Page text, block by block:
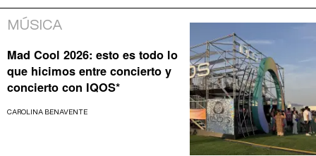
MÚSICA
Mad Cool 2026: esto es todo lo
que hicimos entre concierto y
concierto con IQOS*
CAROLINA BENAVENTE